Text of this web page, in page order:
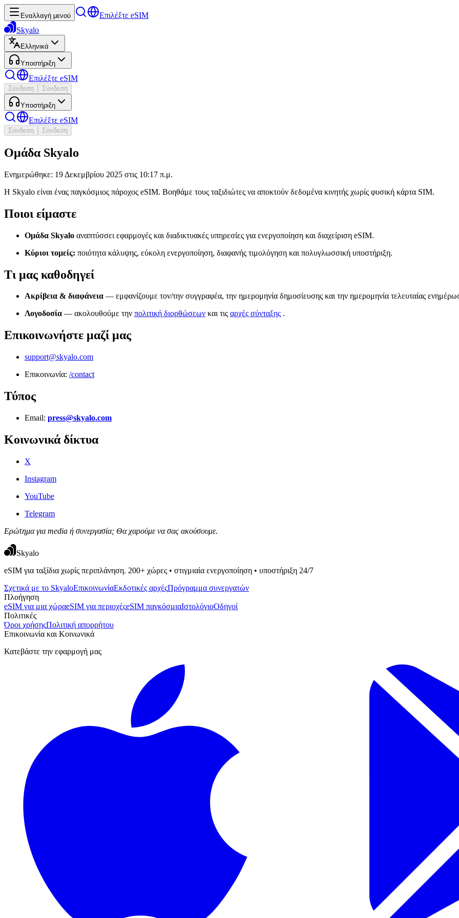
Εναλλαγή μενού
Επιλέξτε eSIM
Skyalo
Ελληνικά
Υποστήριξη
Επιλέξτε eSIM
Σύνδεση Σύνδεση
Υποστήριξη
Επιλέξτε eSIM
Σύνδεση Σύνδεση
Ομάδα Skyalo
Ενημερώθηκε: 19 Δεκεμβρίου 2025 στις 10:17 π.μ.
Η Skyalo είναι ένας παγκόσμιος πάροχος eSIM. Βοηθάμε τους ταξιδιώτες να αποκτούν δεδομένα κινητής χωρίς φυσική κάρτα SIM.
Ποιοι είμαστε
Ομάδα Skyalo αναπτύσσει εφαρμογές και διαδικτυακές υπηρεσίες για ενεργοποίηση και διαχείριση eSIM.
Κύριοι τομείς: ποιότητα κάλυψης, εύκολη ενεργοποίηση, διαφανής τιμολόγηση και πολυγλωσσική υποστήριξη.
Τι μας καθοδηγεί
Ακρίβεια & διαφάνεια — εμφανίζουμε τον/την συγγραφέα, την ημερομηνία δημοσίευσης και την ημερομηνία τελευταίας
Λογοδοσία — ακολουθούμε την πολιτική διορθώσεων και τις αρχές σύνταξης .
Επικοινωνήστε μαζί μας
support@skyalo.com
Επικοινωνία: /contact
Τύπος
Email: press@skyalo.com
Κοινωνικά δίκτυα
X
Instagram
YouTube
Telegram
Ερώτημα για media ή συνεργασία; Θα χαρούμε να σας ακούσουμε.
Skyalo
eSIM για ταξίδια χωρίς περιπλάνηση. 200+ χώρες • στιγμιαία ενεργοποίηση • υποστήριξη 24/7
Σχετικά με το SkyaloΕπικοινωνίαΕκδοτικές αρχέςΠρόγραμμα συνεργατών
Πλοήγηση
eSIM για μια χώραeSIM για περιοχέςeSIM παγκόσμιαΙστολόγιοΟδηγοί
Πολιτικές
Όροι χρήσηςΠολιτική απορρήτου
Επικοινωνία και Κοινωνικά
Κατεβάστε την εφαρμογή μας